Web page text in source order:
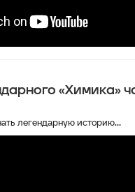
«Химика»
легендарную историю...